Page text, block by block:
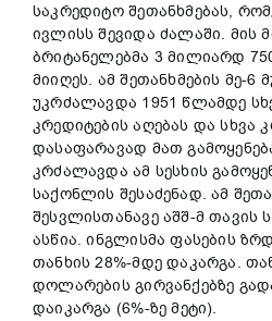
საკრედიტო შეთანხმებას,
ივლისს შევიდა ძალაში. მის
ბრიტანელებმა 3 მილიარდ
მიიღეს. ამ შეთანხმების მე-6
უკრძალავდა 1951 წლამდე
კრედიტების აღებას და სხვა
დასაფარავად მათ
კრძალავდა ამ სესხის
საქონლის შესაძენად. ამ
შესვლისთანავე აშშ-მ თავის
ასწია. ინგლისმა ფასების
თანხის 28%-მდე დაკარგა.
დოლარების გირვანქებზე
დაიკარგა (6%-ზე მეტი).